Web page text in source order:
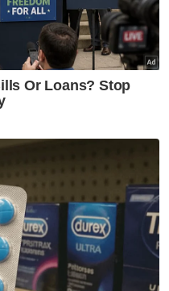
bekas
berkata, hal
polis.
paling dekat
apabila melihat
yang tidak